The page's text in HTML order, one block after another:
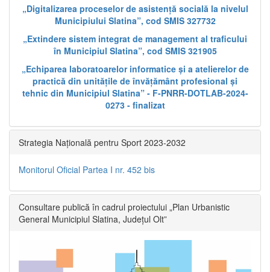
„Digitalizarea proceselor de asistență socială la nivelul
Municipiului Slatina”, cod SMIS 327732
„Extindere sistem integrat de management al traficului
în Municipiul Slatina”, cod SMIS 321905
„Echiparea laboratoarelor informatice și a atelierelor de
practică din unitățile de învățământ profesional și
tehnic din Municipiul Slatina” - F-PNRR-DOTLAB-2024-
0273 - finalizat
Strategia Națională pentru Sport 2023-2032
Monitorul Oficial Partea I nr. 452 bis
Consultare publică în cadrul proiectului „Plan Urbanistic
General Municipiul Slatina, Județul Olt”